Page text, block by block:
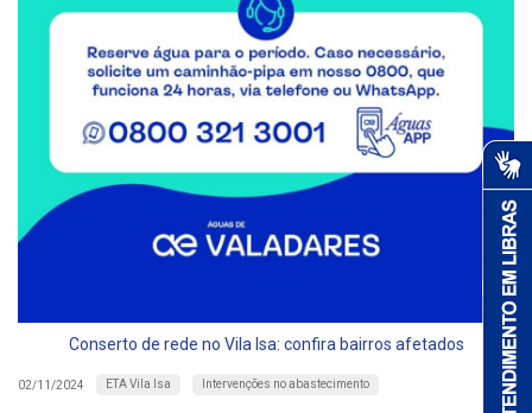
Conserto de rede no Vila Isa: confira bairros afetados
02/11/2024 ETA Vila Isa Intervenções no abastecimento